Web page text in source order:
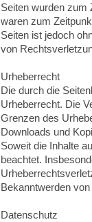
Seiten wurden zum
waren zum
Seiten ist jedoch
von
Urheberrecht
Die durch die
Urheberrecht. Die
Grenzen des
Downloads und
Soweit die Inhalte
beachtet.
Bekanntwerden
Datenschutz